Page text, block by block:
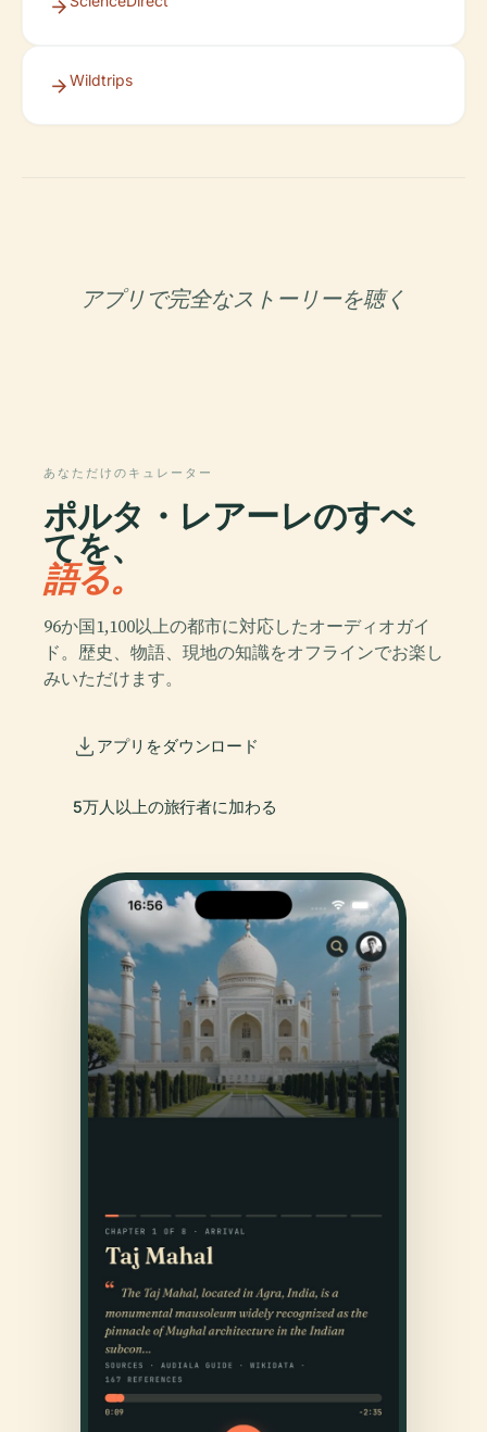
Wildtrips
アプリで完全なストーリーを聴く
あなただけのキュレーター
ポルタ・レアーレのすべ
てを、
語る。
96か国1,100以上の都市に対応したオーディオガイ
ド。歴史、物語、現地の知識をオフラインでお楽し
みいただけます。
アプリをダウンロード
5万人以上の旅行者に加わる